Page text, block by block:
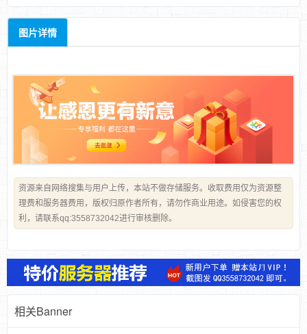
图片详情
资源来自网络搜集与用户上传，本站不做存储服务。收取费用仅为资源整
理费和服务器费用，版权归原作者所有，请勿作商业用途。如侵害您的权
利，请联系qq:3558732042进行审核删除。
相关Banner